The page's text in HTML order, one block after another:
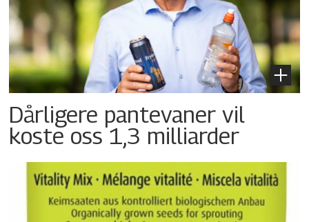
Dårligere pantevaner vil
koste oss 1,3 milliarder